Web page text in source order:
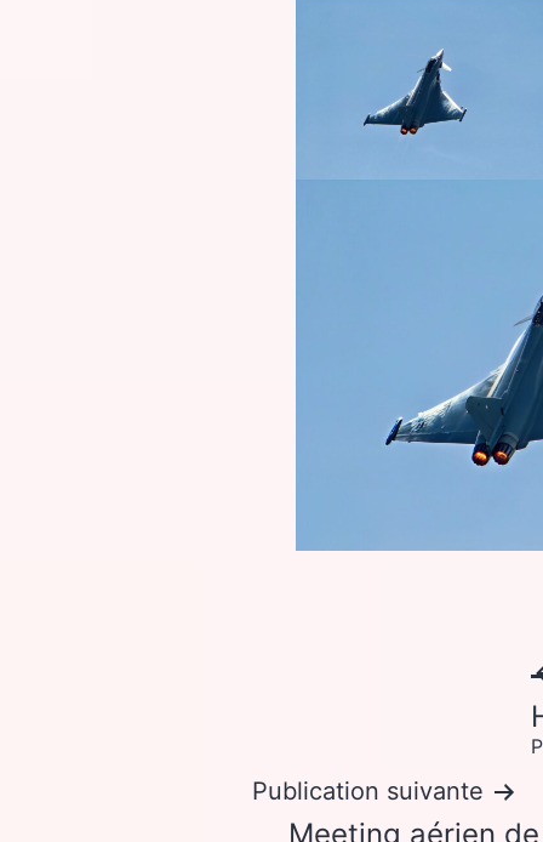
Publication suivante
Meeting aérien